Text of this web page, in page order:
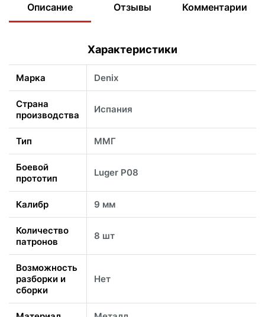
Описание Отзывы Комментарии
Характеристики
Марка Denix
Страна
производства
Испания
Тип ММГ
Боевой
прототип
Luger P08
Калибр 9 мм
Количество
патронов
8 шт
Возможность
разборки и
сборки
Нет